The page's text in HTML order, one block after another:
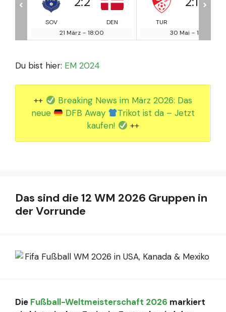
TUR
GRE
30 Mai - 18:00
TUR
2 Juni - 18:00
< >
Du bist hier: EM 2024
++
Breaking News im März 2026: Das
neue
DFB Away
Trikot ist da – Jetzt
kaufen!
++
Das sind die 12 WM 2026 Gruppen in
der Vorrunde
Die Fußball-Weltmeisterschaft 2026 markiert